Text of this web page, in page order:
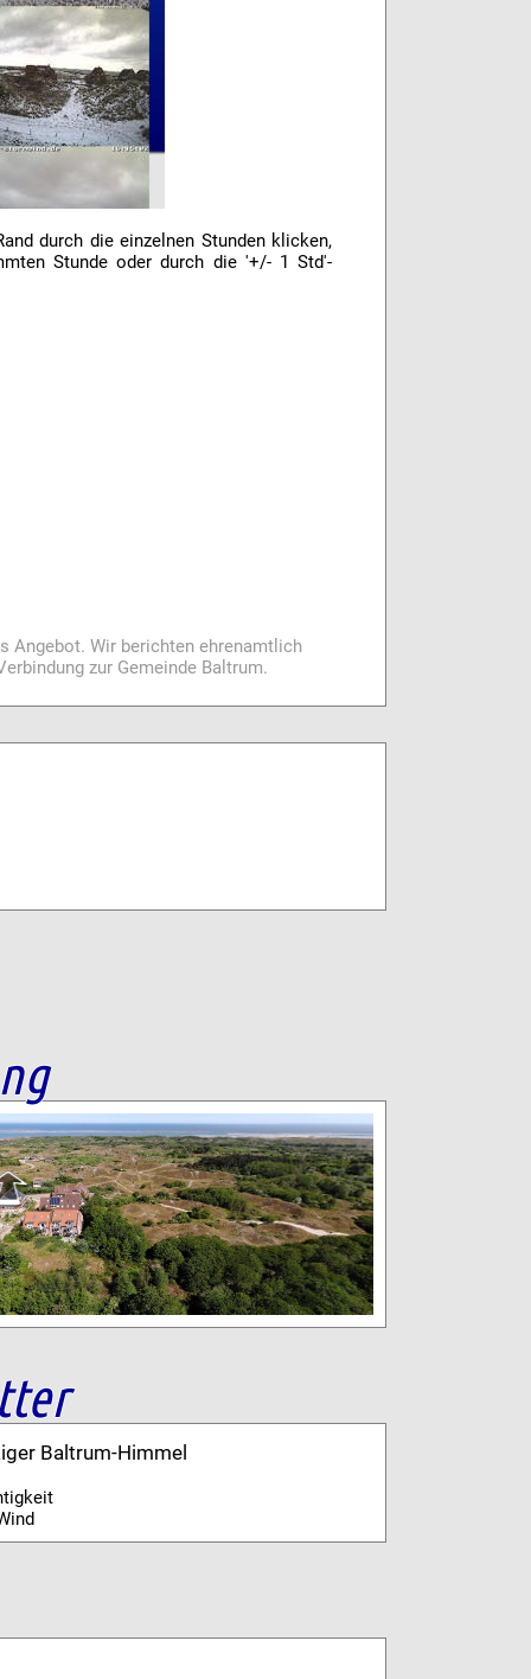
durch die einzelnen Stunden klicken,
Stunde oder durch die '+/- 1 Std'-
Angebot. Wir berichten ehrenamtlich
zur Gemeinde Baltrum.
Baltrum-Himmel